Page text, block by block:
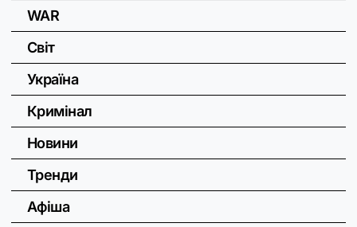
WAR
Світ
Україна
Кримінал
Новини
Тренди
Афіша